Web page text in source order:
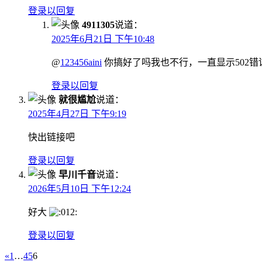
登录以回复
4911305说道：
2025年6月21日 下午10:48
@123456aini 你搞好了吗我也不行，一直显示502错
登录以回复
就很尴尬说道：
2025年4月27日 下午9:19
快出链接吧
登录以回复
早川千音说道：
2026年5月10日 下午12:24
好大
登录以回复
«1 …456